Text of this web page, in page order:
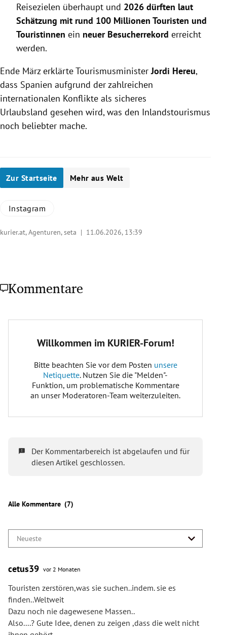
Reisezielen überhaupt und 2026 dürften laut
Schätzung mit rund 100 Millionen Touristen und
Touristinnen ein neuer Besucherrekord erreicht
werden.
Ende März erklärte TourismusministerJordi Hereu,
dass Spanien aufgrund der zahlreichen
internationalen Konflikte als sicheres
Urlaubsland gesehen wird, was den Inlandstourismus
noch beliebter mache.
Zur Startseite Mehr aus Welt
Instagram
kurier.at, Agenturen, seta | 11.06.2026, 13:39
Kommentare